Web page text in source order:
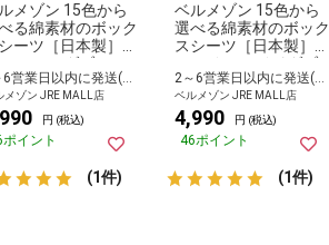
メゾン 15色から
る綿素材のボック
ーツ［日本製］
コア セミダブル
2～6営業日以内に発送(長期休暇除く)
メゾン JRE MALL店
円 (税込)
ポイント
(1件)
ベルメゾン 15色から
選べる綿素材のボック
スシーツ［日本製］
エマイユ ワイドダブ
ル
2～6営業日以内に発送(長期休暇除く)
ベルメゾン JRE MALL店
4,990 円 (税込)
46ポイント
(1件)